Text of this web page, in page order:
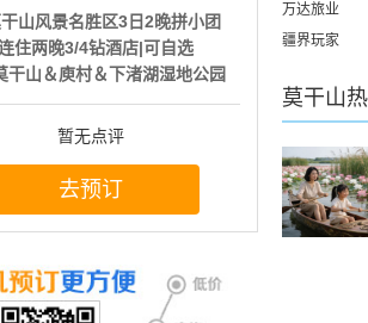
山风景名胜区3日2晚拼小团
住两晚3/4钻酒店|可自选
干山＆庾村＆下渚湖湿地公园
暂无点评
去预订
万达旅业
疆界玩家
莫干山